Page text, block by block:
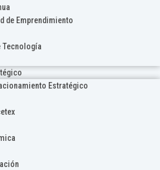
de Emprendimiento
Tecnología
Estratégico